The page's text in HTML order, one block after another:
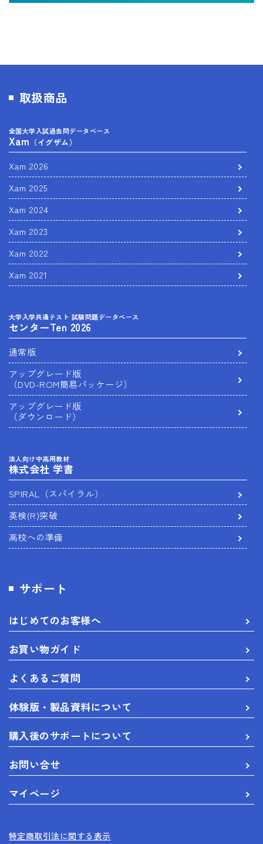
取扱商品
全国大学入試過去問データベース
Xam （イグザム）
Xam 2026
Xam 2025
Xam 2024
Xam 2023
Xam 2022
Xam 2021
大学入学共通テスト 試験問題データベース
センターTen 2026
通常版
アップグレード版
（DVD-ROM簡易パッケージ）
アップグレード版
（ダウンロード）
法人向け中高用教材
株式会社 学書
SPIRAL（スパイラル）
英検(R)突破
高校への準備
サポート
はじめてのお客様へ
お買い物ガイド
よくあるご質問
体験版・製品資料について
購入後のサポートについて
お問い合せ
マイページ
特定商取引法に関する表示